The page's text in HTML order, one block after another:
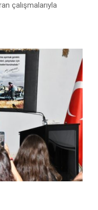
çalışmalarıyla